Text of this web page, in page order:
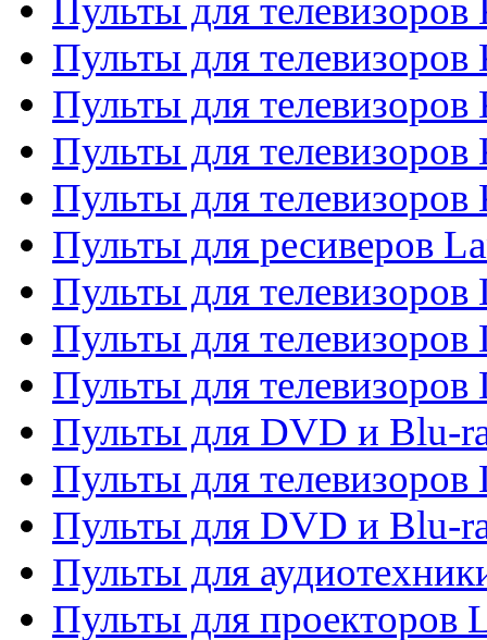
Пульты для телевизоров
Пульты для телевизоров
Пульты для телевизоров
Пульты для
Пульты для
Пульты для ресиверов
Пульты для телевизоров
Пульты для телевизоров
Пульты для телевизоров
Пульты для DVD и Blu-
Пульты для телевизоров
Пульты для DVD и Blu-
Пульты для
Пульты для проекторов